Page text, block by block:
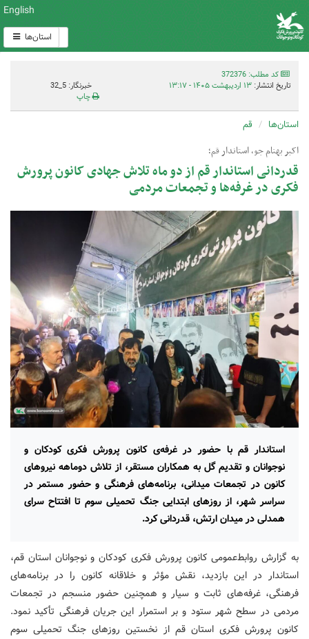
English
استان‌ها
کد مطلب: 372376
تاریخ انتشار: ۱۳ اردیبهشت ۱۴۰۵ - ۱۳:۱۷
خبرنگار: 5_32
چاپ
استان‌ها قم
اکبر بهنام جو، استاندار قم؛
قدردانی استاندار قم از دو ماه تلاش جهادی کانون پرورش
فکری در غرفه‌ها و تجمعات مردمی
استاندار قم با حضور در غرفه‌ی کانون پرورش فکری کودکان و
نوجوانان و تقدیم گل به همکاران مستقر، از تلاش دوماهه نیروهای
کانون در تجمعات میدانی، برنامه‌های فرهنگی و حضور مستمر در
سراسر شهر، از روزهای ابتدایی جنگ تحمیلی سوم تا افتتاح سرای
همدلی در میدان ارتش، قدردانی کرد.
به گزارش روابط‌عمومی کانون پرورش فکری کودکان و نوجوانان استان قم،
استاندار در این بازدید، نقش مؤثر و خلاقانه کانون را در برنامه‌های
فرهنگی، غرفه‌های ثابت و سیار و همچنین حضور منسجم در تجمعات
مردمی در سطح شهر ستود و بر استمرار این جریان فرهنگی تأکید نمود.
️کانون پرورش فکری استان قم از نخستین روزهای جنگ تحمیلی سوم